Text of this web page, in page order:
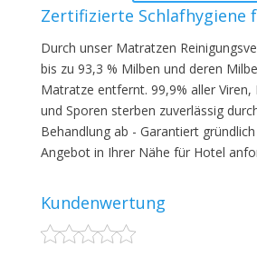
Zertifizierte Schlafhygiene
Durch unser Matratzen
bis zu 93,3 % Milben und deren
Matratze entfernt. 99,9% aller Viren,
und Sporen sterben zuverlässig
Behandlung ab - Garantiert
Angebot in Ihrer Nähe für Hotel
Kundenwertung